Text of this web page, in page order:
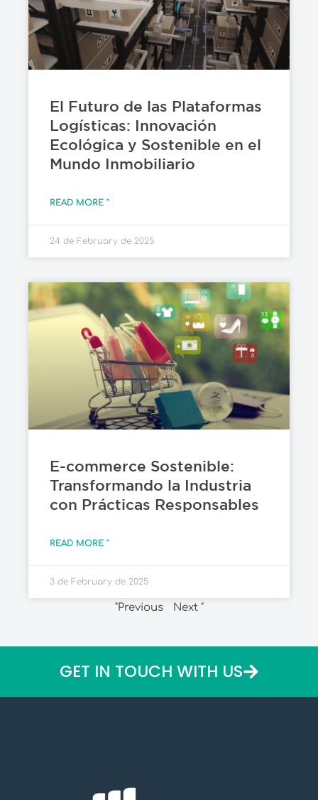
El Futuro de las Plataformas
Logísticas: Innovación
Ecológica y Sostenible en el
Mundo Inmobiliario
READ MORE "
24 de February de 2025
E-commerce Sostenible:
Transformando la Industria
con Prácticas Responsables
READ MORE "
3 de February de 2025
"Previous Next "
GET IN TOUCH WITH US